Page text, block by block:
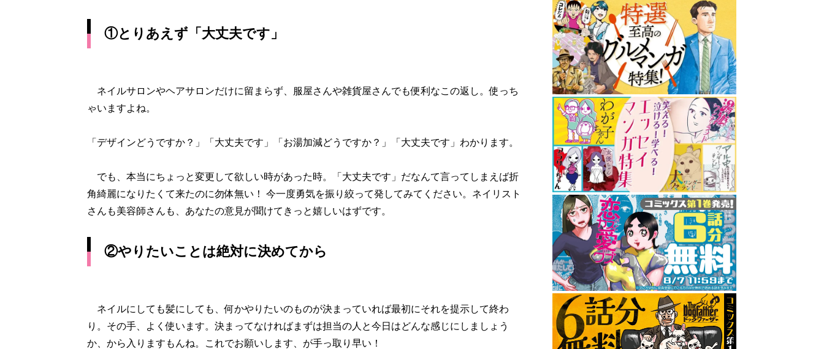
①とりあえず「大丈夫です」
ネイルサロンやヘアサロンだけに留まらず、服屋さんや雑貨屋さんでも便利なこの返し。使っち
ゃいますよね。
「デザインどうですか？」「大丈夫です」「お湯加減どうですか？」「大丈夫です」わかります。
でも、本当にちょっと変更して欲しい時があった時。「大丈夫です」だなんて言ってしまえば折
角綺麗になりたくて来たのに勿体無い！ 今一度勇気を振り絞って発してみてください。ネイリスト
さんも美容師さんも、あなたの意見が聞けてきっと嬉しいはずです。
②やりたいことは絶対に決めてから
ネイルにしても髪にしても、何かやりたいのものが決まっていれば最初にそれを提示して終わ
り。その手、よく使います。決まってなければまずは担当の人と今日はどんな感じにしましょう
か、から入りますもんね。これでお願いします、が手っ取り早い！